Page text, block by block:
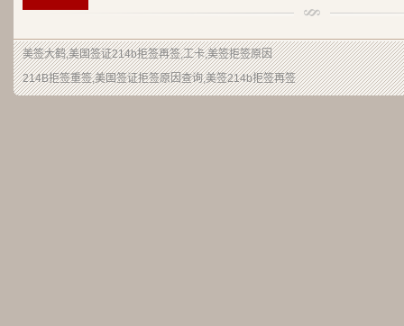
美签大鹤,美国签证214b拒签再签,工卡,美签拒签原因
214B拒签重签,美国签证拒签原因查询,美签214b拒签再签